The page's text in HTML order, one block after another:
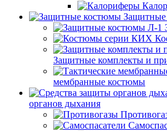
Защитные комплекты и
мембранные костюмы
органов дыхания